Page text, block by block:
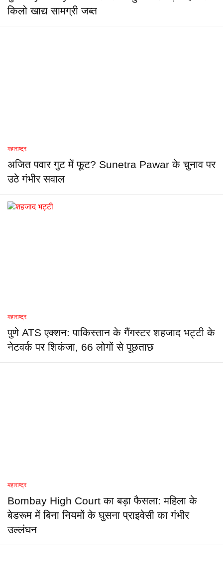
किलो खाद्य सामग्री जब्त
महाराष्ट्र
अजित पवार गुट में फूट? Sunetra Pawar के चुनाव पर
उठे गंभीर सवाल
महाराष्ट्र
पुणे ATS एक्शन: पाकिस्तान के गैंगस्टर शहजाद भट्टी के
नेटवर्क पर शिकंजा, 66 लोगों से पूछताछ
महाराष्ट्र
Bombay High Court का बड़ा फैसला: महिला के
बेडरूम में बिना नियमों के घुसना प्राइवेसी का गंभीर
उल्लंघन